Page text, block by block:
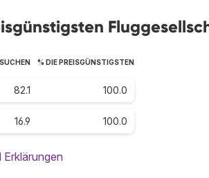
% DIE PREISGÜNSTIGSTEN
82.1 100.0
16.9 100.0
Erklärungen